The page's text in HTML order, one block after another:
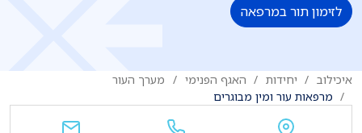
לזימון תור במרפאה
איכילוב יחידות האגף הפנימי
מערך העור
מרפאות עור ומין מבוגרים